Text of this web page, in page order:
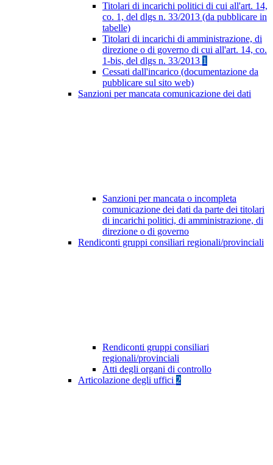
Titolari di incarichi politici di cui all'art. 14,
co. 1, del dlgs n. 33/2013 (da pubblicare in
tabelle)
Titolari di incarichi di amministrazione, di
direzione o di governo di cui all'art. 14, co.
1-bis, del dlgs n. 33/2013 1
Cessati dall'incarico (documentazione da
pubblicare sul sito web)
Sanzioni per mancata comunicazione dei dati
Sanzioni per mancata o incompleta
comunicazione dei dati da parte dei titolari
di incarichi politici, di amministrazione, di
direzione o di governo
Rendiconti gruppi consiliari regionali/provinciali
Rendiconti gruppi consiliari
regionali/provinciali
Atti degli organi di controllo
Articolazione degli uffici 2